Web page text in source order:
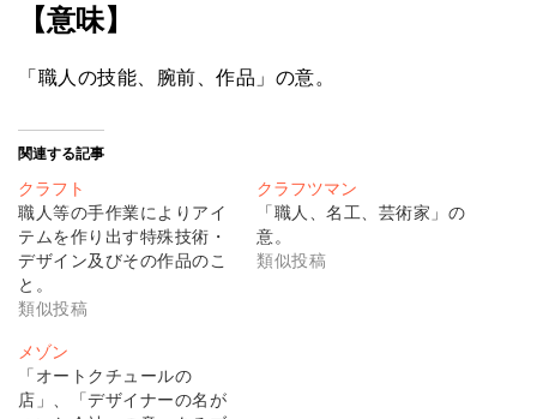
【意味】
「職人の技能、腕前、作品」の意。
関連する記事
クラフト
職人等の手作業によりアイ
テムを作り出す特殊技術・
デザイン及びその作品のこ
と。
類似投稿
クラフツマン
「職人、名工、芸術家」の
意。
類似投稿
メゾン
「オートクチュールの
店」、「デザイナーの名が